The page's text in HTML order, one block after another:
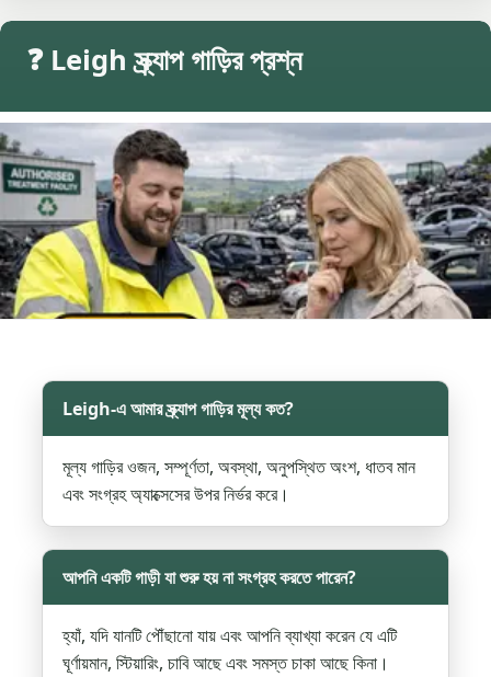
❓ Leigh স্ক্র্যাপ গাড়ির প্রশ্ন
Leigh-এ আমার স্ক্র্যাপ গাড়ির মূল্য কত?
মূল্য গাড়ির ওজন, সম্পূর্ণতা, অবস্থা, অনুপস্থিত অংশ, ধাতব মান
এবং সংগ্রহ অ্যাক্সেসের উপর নির্ভর করে।
আপনি একটি গাড়ী যা শুরু হয় না সংগ্রহ করতে পারেন?
হ্যাঁ, যদি যানটি পৌঁছানো যায় এবং আপনি ব্যাখ্যা করেন যে এটি
ঘূর্ণায়মান, স্টিয়ারিং, চাবি আছে এবং সমস্ত চাকা আছে কিনা।